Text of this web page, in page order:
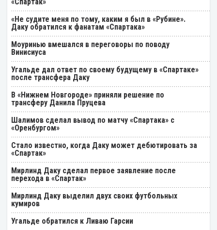
«Не судите меня по тому, каким я был в «Рубине».
Даку обратился к фанатам «Спартака»
Моуринью вмешался в переговоры по поводу
Винисиуса
Угальде дал ответ по своему будущему в «Спартаке»
после трансфера Даку
В «Нижнем Новгороде» приняли решение по
трансферу Данила Пруцева
Шалимов сделал вывод по матчу «Спартака» с
«Оренбургом»
Стало известно, когда Даку может дебютировать за
«Спартак»
Мирлинд Даку сделал первое заявление после
перехода в «Спартак»
Мирлинд Даку выделил двух своих футбольных
кумиров
Угальде обратился к Ливаю Гарсии